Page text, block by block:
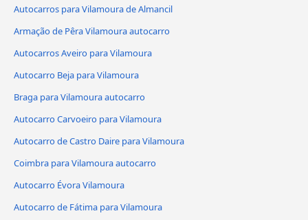
Autocarros para Vilamoura de Almancil
Armação de Pêra Vilamoura autocarro
Autocarros Aveiro para Vilamoura
Autocarro Beja para Vilamoura
Braga para Vilamoura autocarro
Autocarro Carvoeiro para Vilamoura
Autocarro de Castro Daire para Vilamoura
Coimbra para Vilamoura autocarro
Autocarro Évora Vilamoura
Autocarro de Fátima para Vilamoura